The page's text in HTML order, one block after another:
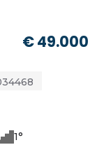
€ 49.000
1°